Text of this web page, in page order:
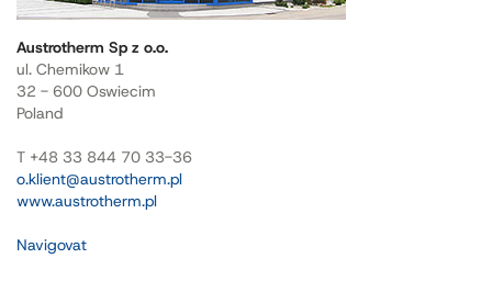
Austrotherm Sp z o.o.
ul. Chemikow 1
32 - 600 Oswiecim
Poland
T +48 33 844 70 33-36
o.klient@austrotherm.pl
www.austrotherm.pl
Navigovat